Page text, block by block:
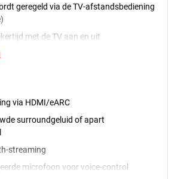
geregeld via de TV-afstandsbediening
met de TV aan en uit
via HDMI/eARC
surroundgeluid of apart
streaming
microfoon voor voice-control